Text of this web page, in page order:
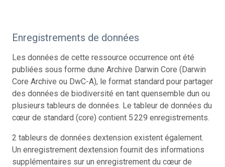
Enregistrements de données
Les données de cette ressource occurrence ont été
publiées sous forme dune Archive Darwin Core (Darwin
Core Archive ou DwC-A), le format standard pour partager
des données de biodiversité en tant quensemble dun ou
plusieurs tableurs de données. Le tableur de données du
cœur de standard (core) contient 5 229 enregistrements.
2 tableurs de données dextension existent également.
Un enregistrement dextension fournit des informations
supplémentaires sur un enregistrement du cœur de